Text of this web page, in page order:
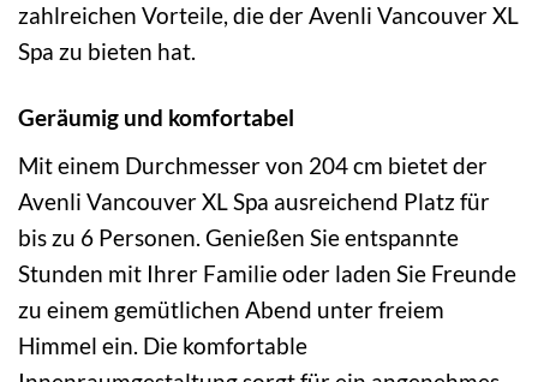
zahlreichen Vorteile, die der Avenli Vancouver XL
Spa zu bieten hat.
Geräumig und komfortabel
Mit einem Durchmesser von 204 cm bietet der
Avenli Vancouver XL Spa ausreichend Platz für
bis zu 6 Personen. Genießen Sie entspannte
Stunden mit Ihrer Familie oder laden Sie Freunde
zu einem gemütlichen Abend unter freiem
Himmel ein. Die komfortable